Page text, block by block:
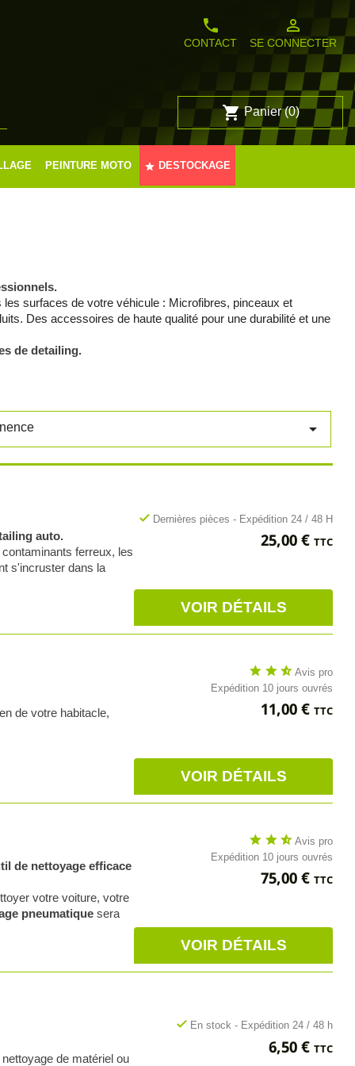
phone
CONTACT
person_outline
SE CONNECTER
shopping_cart Panier (0)
PEINTURE MOTO star DESTOCKAGE
surfaces de votre véhicule : Microfibres, pinceaux et
Des accessoires de haute qualité pour une durabilité et une
de detailing.

auto.
ferreux, les
s'incruster dans la
check Dernières pièces - Expédition 24 / 48 H
Prix
25,00 € TTC
VOIR DÉTAILS
de votre habitacle,
star star star_half Avis pro
Expédition 10 jours ouvrés
Prix
11,00 € TTC
VOIR DÉTAILS
de nettoyage efficace
votre voiture, votre
pneumatique sera
star star star_half Avis pro
Expédition 10 jours ouvrés
Prix
75,00 € TTC
VOIR DÉTAILS
de matériel ou
check En stock - Expédition 24 / 48 h
Prix
6,50 € TTC